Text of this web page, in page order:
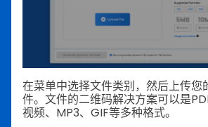
在菜单中选择文件类别，然后上传
件。文件的二维码解决方案可以是
视频、MP3、GIF等多种格式。